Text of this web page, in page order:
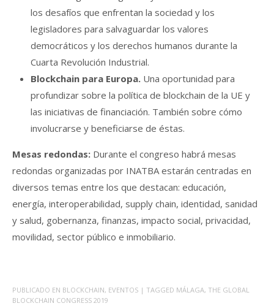
los desafíos que enfrentan la sociedad y los
legisladores para salvaguardar los valores
democráticos y los derechos humanos durante la
Cuarta Revolución Industrial.
Blockchain para Europa. Una oportunidad para
profundizar sobre la política de blockchain de la UE y
las iniciativas de financiación. También sobre cómo
involucrarse y beneficiarse de éstas.
Mesas redondas: Durante el congreso habrá mesas
redondas organizadas por INATBA estarán centradas en
diversos temas entre los que destacan: educación,
energía, interoperabilidad, supply chain, identidad, sanidad
y salud, gobernanza, finanzas, impacto social, privacidad,
movilidad, sector público e inmobiliario.
PUBLICADO EN BLOCKCHAIN, EVENTOS | TAGGED MÁLAGA, THE GLOBAL
BLOCKCHAIN CONGRESS 2019